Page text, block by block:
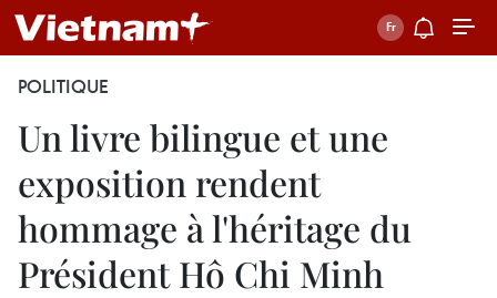
POLITIQUE
Un livre bilingue et une
exposition rendent
hommage à l'héritage du
Président Hô Chi Minh